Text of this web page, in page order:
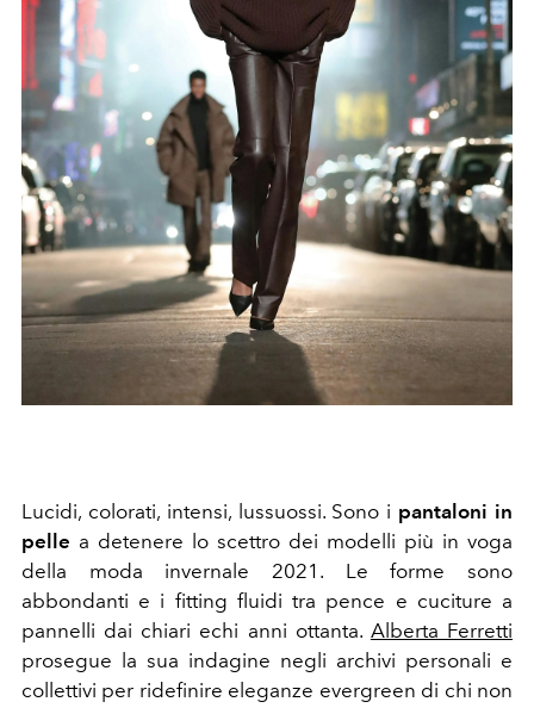
Lucidi, colorati, intensi, lussuossi. Sono i pantaloni in
pelle a detenere lo scettro dei modelli più in voga
della moda invernale 2021. Le forme sono
abbondanti e i fitting fluidi tra pence e cuciture a
pannelli dai chiari echi anni ottanta. Alberta Ferretti
prosegue la sua indagine negli archivi personali e
collettivi per ridefinire eleganze evergreen di chi non